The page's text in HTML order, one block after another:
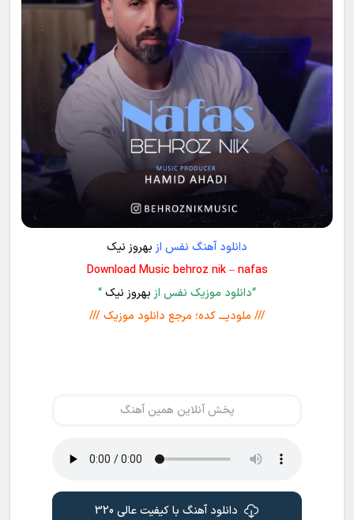
دانلود آهنگ نفس از بهروز نیک
Download Music behroz nik – nafas
“دانلود موزیک نفس از بهروز نیک“
/// ملودیـــ کده؛ مرجع دانلود موزیک ///
پخش آنلاین همین آهنگ
دانلود آهنگ با کیفیت عالی 320